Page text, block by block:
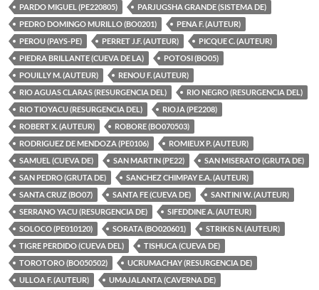
PARDO MIGUEL (PE220805)
PARJUGSHA GRANDE (SISTEMA DE)
PEDRO DOMINGO MURILLO (BO0201)
PENA F. (AUTEUR)
PEROU (PAYS-PE)
PERRET J.F. (AUTEUR)
PICQUE C. (AUTEUR)
PIEDRA BRILLANTE (CUEVA DE LA)
POTOSI (BO05)
POUILLY M. (AUTEUR)
RENOU F. (AUTEUR)
RIO AGUAS CLARAS (RESURGENCIA DEL)
RIO NEGRO (RESURGENCIA DEL)
RIO TIOYACU (RESURGENCIA DEL)
RIOJA (PE2208)
ROBERT X. (AUTEUR)
ROBORE (BO070503)
RODRIGUEZ DE MENDOZA (PE0106)
ROMIEUX P. (AUTEUR)
SAMUEL (CUEVA DE)
SAN MARTIN (PE22)
SAN MISERATO (GRUTA DE)
SAN PEDRO (GRUTA DE)
SANCHEZ CHIMPAY E.A. (AUTEUR)
SANTA CRUZ (BO07)
SANTA FE (CUEVA DE)
SANTINI W. (AUTEUR)
SERRANO YACU (RESURGENCIA DE)
SIFEDDINE A. (AUTEUR)
SOLOCO (PE010120)
SORATA (BO020601)
STRIKIS N. (AUTEUR)
TIGRE PERDIDO (CUEVA DEL)
TISHUCA (CUEVA DE)
TOROTORO (BO050502)
UCRUMACHAY (RESURGENCIA DE)
ULLOA F. (AUTEUR)
UMAJALANTA (CAVERNA DE)